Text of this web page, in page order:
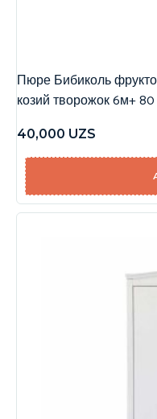
Пюре Бибиколь
козий творожок 6м+ 80
40,000 UZS